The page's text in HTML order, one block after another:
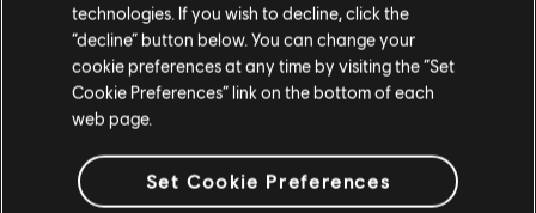
RAINBOW SIX SIEGE
COMMUNITY CHECKPOINT
RECAP: CORE RULES, LEGEND
DIVISION, BALANCING
UPDATES & PLAYER
PROTECTION
technologies. If you wish to decline, click the
“decline” button below. You can change your
cookie preferences at any time by visiting the “Set
Cookie Preferences” link on the bottom of each
web page.
Set Cookie Preferences